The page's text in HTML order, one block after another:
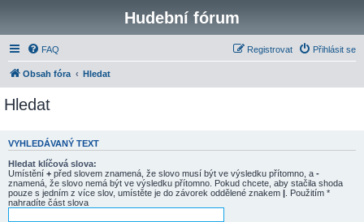
Hudební fórum
FAQ Přihlásit se
Registrovat
Obsah fóra Hledat
Hledat
VYHLEDÁVANÝ TEXT
Hledat klíčová slova:
Umístění + před slovem znamená, že slovo musí být ve výsledku přítomno, a -
znamená, že slovo nemá být ve výsledku přítomno. Pokud chcete, aby stačila shoda
pouze s jedním z více slov, umístěte je do závorek oddělené znakem | . Použitím *
nahradíte část slova